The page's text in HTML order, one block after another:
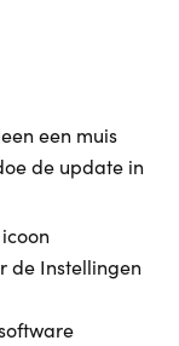
een muis
de update in
de Instellingen